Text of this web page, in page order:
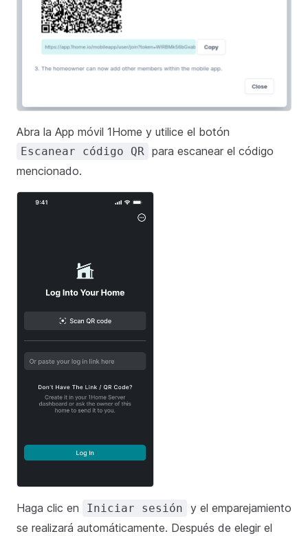
Abra la App móvil 1Home y utilice el botón
Escanear código QR para escanear el código
mencionado.
Haga clic en Iniciar sesión
y el emparejamiento
se realizará automáticamente. Después de elegir el